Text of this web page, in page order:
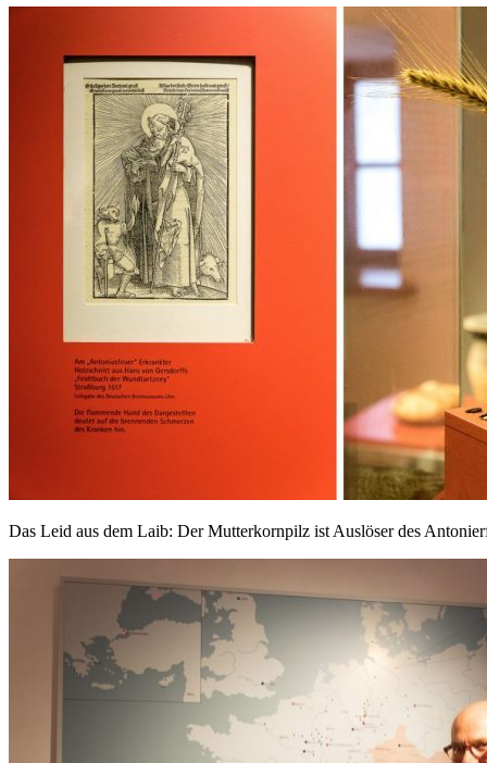
Das Leid aus dem Laib: Der Mutterkornpilz ist Auslöser des